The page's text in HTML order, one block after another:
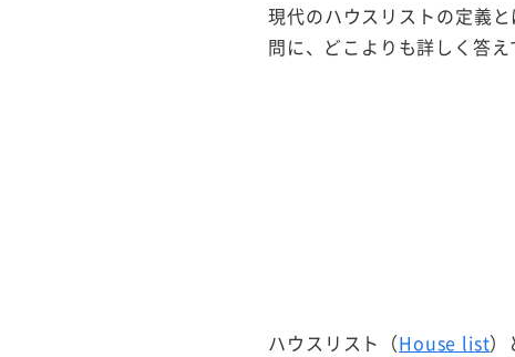
現代のハウスリストの定義
問に、どこよりも詳しく答え
ハウスリスト（House list）